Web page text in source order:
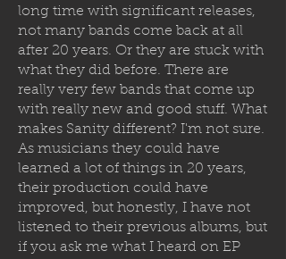
long time with significant releases,
not many bands come back at all
after 20 years. Or they are stuck with
what they did before. There are
really very few bands that come up
with really new and good stuff. What
makes Sanity different? I'm not sure.
As musicians they could have
learned a lot of things in 20 years,
their production could have
improved, but honestly, I have not
listened to their previous albums, but
if you ask me what I heard on EP